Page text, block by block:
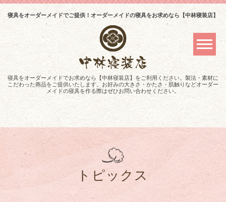
寝具をオーダーメイドでご提供！オーダーメイドの寝具をお求めなら【中林寝装店】
寝具をオーダーメイドでお求めなら【中林寝装店】をご利用ください。製法・素材に
こだわった商品をご提供いたします。お好みの大きさ・かたさ・肌触りなどオーダー
メイドの寝具を作る際はぜひお問い合わせください。
トピックス